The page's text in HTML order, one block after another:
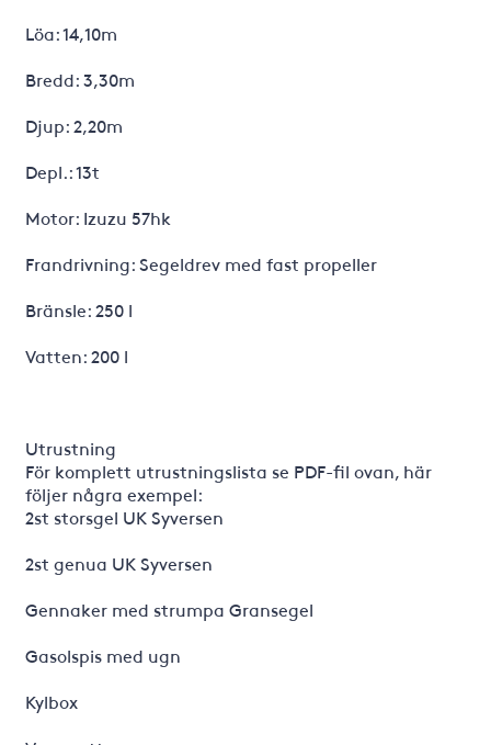
Löa: 14,10m
Bredd: 3,30m
Djup: 2,20m
Depl.: 13t
Motor: Izuzu 57hk
Frandrivning: Segeldrev med fast propeller
Bränsle: 250 l
Vatten: 200 l
Utrustning
För komplett utrustningslista se PDF-fil ovan, här
följer några exempel:
2st storsgel UK Syversen
2st genua UK Syversen
Gennaker med strumpa Gransegel
Gasolspis med ugn
Kylbox